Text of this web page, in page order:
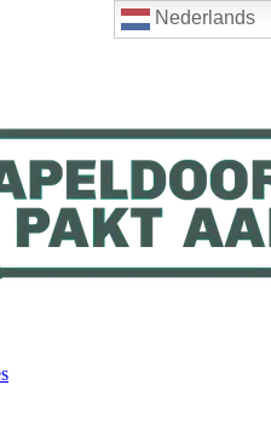
Nederlands